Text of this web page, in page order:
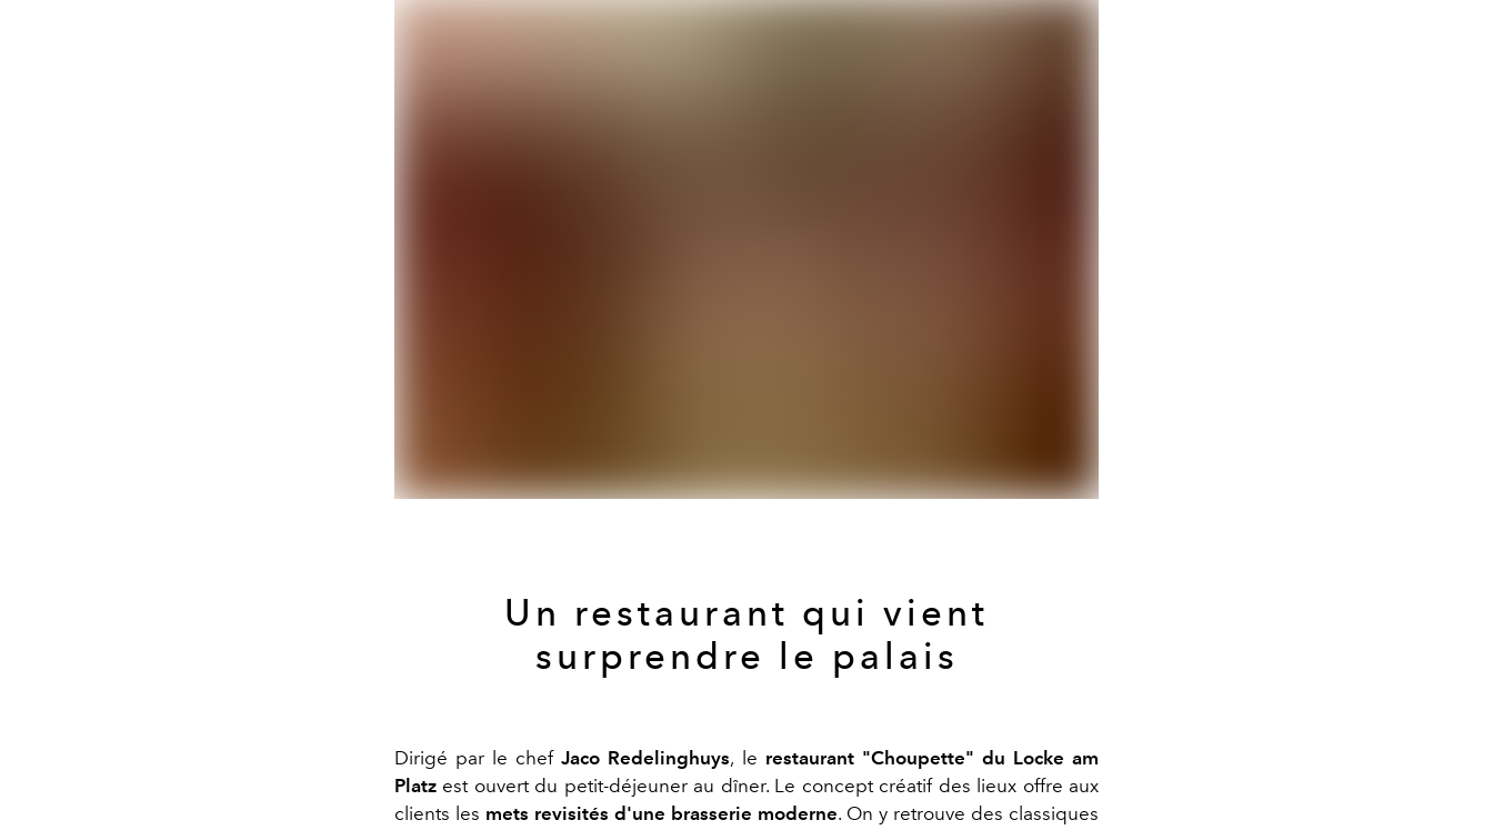
Un restaurant qui vient
surprendre le palais
Dirigé par le chefJaco Redelinghuys, le restaurant "Choupette" du Locke am
Platz est ouvert du petit-déjeuner au dîner. Le concept créatif des lieux offre aux
clients les mets revisités d'une brasserie moderne. On y retrouve des classiques